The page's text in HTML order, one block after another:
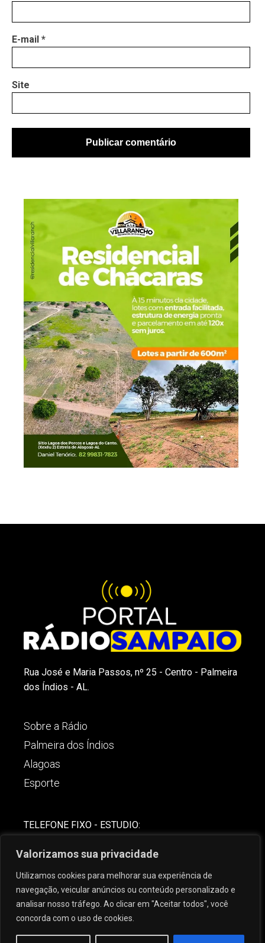
Valorizamos sua privacidade
Utilizamos cookies para melhorar sua experiência de
navegação, veicular anúncios ou conteúdo personalizado e
analisar nosso tráfego. Ao clicar em "Aceitar todos", você
concorda com o uso de cookies.
E-mail *
Site
Rua José e Maria Passos, nº 25 - Centro - Palmeira
dos Índios - AL.
Sobre a Rádio
Palmeira dos Índios
Alagoas
Esporte
TELEFONE FIXO - ESTUDIO:
(82) 99621-8806